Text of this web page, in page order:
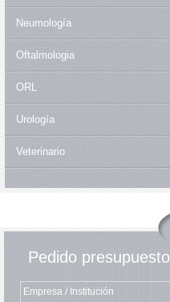
Neumología
Oftalmologia
ORL
Urología
Veterinario
Pedido presupuesto